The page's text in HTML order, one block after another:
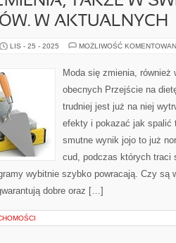
W AKTUALNYCH
LIS - 25 - 2025 MOŻLIWOŚĆ
Moda się zmienia,
obecnych Przejście na
trudniej jest już na niej
efekty i pokazać jak spalić
smutne wynik jojo to już
cud, podczas których traci
wybitnie szybko powracają. Czy są
dobre oraz […]